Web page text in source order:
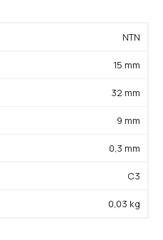
NTN
15 mm
32 mm
9 mm
0,3 mm
C3
0,03 kg